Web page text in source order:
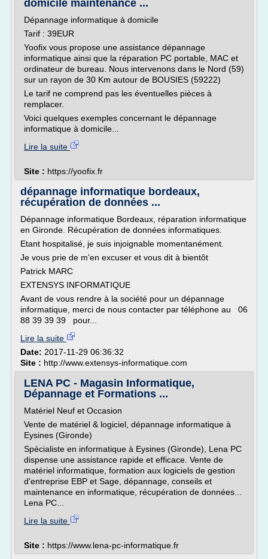
domicile maintenance ...
Dépannage informatique à domicile
Tarif : 39EUR
Yoofix vous propose une assistance dépannage
informatique ainsi que la réparation PC portable, MAC et
ordinateur de bureau. Nous intervenons dans le Nord (59)
sur un rayon de 30 Km autour de BOUSIES (59222)
Le tarif ne comprend pas les éventuelles pièces à
remplacer.
Voici quelques exemples concernant le dépannage
informatique à domicile...
Lire la suite
Site : https://yoofix.fr
dépannage informatique bordeaux,
récupération de données ...
Dépannage informatique Bordeaux, réparation informatique
en Gironde. Récupération de données informatiques.
Etant hospitalisé, je suis injoignable momentanément.
Je vous prie de m'en excuser et vous dit à bientôt
Patrick MARC
EXTENSYS INFORMATIQUE
Avant de vous rendre à la société pour un dépannage
informatique, merci de nous contacter par téléphone au 06
88 39 39 39 pour...
Lire la suite
Date: 2017-11-29 06:36:32
Site : http://www.extensys-informatique.com
LENA PC - Magasin Informatique,
Dépannage et Formations ...
Matériel Neuf et Occasion
Vente de matériel & logiciel, dépannage informatique à
Eysines (Gironde)
Spécialiste en informatique à Eysines (Gironde), Lena PC
dispense une assistance rapide et efficace. Vente de
matériel informatique, formation aux logiciels de gestion
d'entreprise EBP et Sage, dépannage, conseils et
maintenance en informatique, récupération de données...
Lena PC...
Lire la suite
Site : https://www.lena-pc-informatique.fr